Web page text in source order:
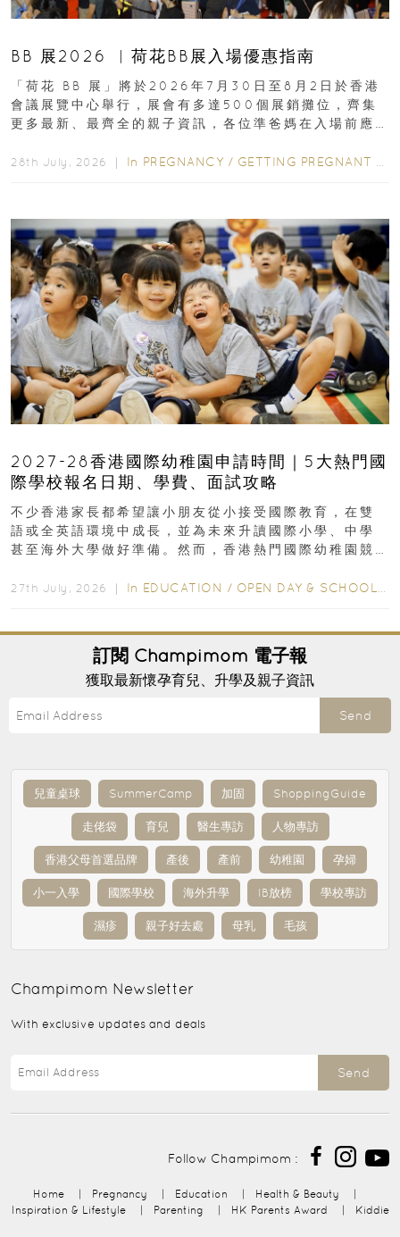
BB 展2026 ︳荷花BB展入場優惠指南
「荷花 BB 展」將於2026年7月30日至8月2日於香港
會議展覽中心舉行，展會有多達500個展銷攤位，齊集
更多最新、最齊全的親子資訊，各位準爸媽在入場前應
28th July, 2026 ｜ In PREGNANCY / GETTING PREGNANT
2027-28香港國際幼稚園申請時間｜5大熱門國
際學校報名日期、學費、面試攻略
不少香港家長都希望讓小朋友從小接受國際教育，在雙
語或全英語環境中成長，並為未來升讀國際小學、中學
甚至海外大學做好準備。然而，香港熱門國際幼稚園競
27th July, 2026 ｜ In EDUCATION / OPEN DAY & SCHOOL EVENTS
訂閱 Champimom 電子報
獲取最新懷孕育兒、升學及親子資訊
Send
兒童桌球 SummerCamp 加固 ShoppingGuide
走佬袋 育兒 醫生專訪 人物專訪
香港父母首選品牌 產後 產前 幼稚園 孕婦
小一入學 國際學校 海外升學 IB放榜 學校專訪
濕疹 親子好去處 母乳 毛孩
Champimom Newsletter
With exclusive updates and deals
Send
Follow Champimom :
Home | Pregnancy | Education | Health & Beauty
|
Inspiration & Lifestyle
| Parenting | HK Parents Award | Kiddie